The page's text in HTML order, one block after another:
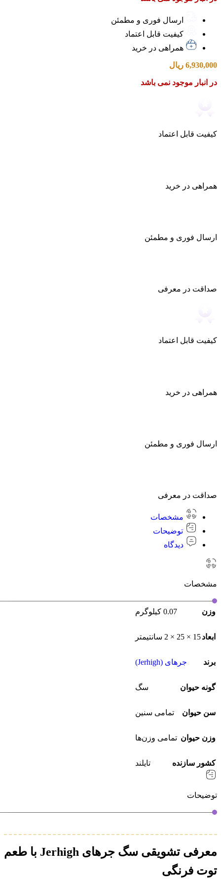
ارسال فوری و مطمئن
کیفیت قابل اعتماد
همراهی در خرید
6,930,000 ریال
در انبار موجود نمی باشد
کیفیت قابل اعتماد
همراهی در خرید
ارسال فوری و مطمئن
صداقت در معرفی
کیفیت قابل اعتماد
همراهی در خرید
ارسال فوری و مطمئن
صداقت در معرفی
مشخصات
توضیحات
دیدگاه
مشخصات
وزن 0.07 کیلوگرم
ابعاد15 × 25 × 2 سانتیمتر
برند جرهای (Jerhigh)
گونه حیوان سگ
سن حیوان تمامی سنین
وزن حیوان تمامی وزن‌ها
کشور سازنده تایلند
توضیحات
معرفی تشویقی سگ جرهای Jerhigh با طعم
توت فرنگی